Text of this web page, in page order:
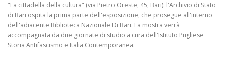
"La cittadella della cultura" (via Pietro Oreste, 45, Bari): l'Archivio di Stato
di Bari ospita la prima parte dell'esposizione, che prosegue all'interno
dell'adiacente Biblioteca Nazionale Di Bari. La mostra verrà
accompagnata da due giornate di studio a cura dell'Istituto Pugliese
Storia Antifascismo e Italia Contemporanea: